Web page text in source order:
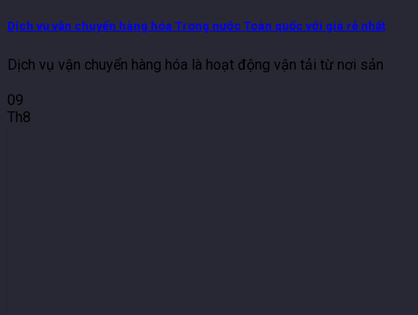
Dịch vụ vận chuyển hàng hóa Trong nước Toàn quốc với giá rẻ nhất
Dịch vụ vận chuyển hàng hóa là hoạt động vận tải từ nơi sản
09
Th8